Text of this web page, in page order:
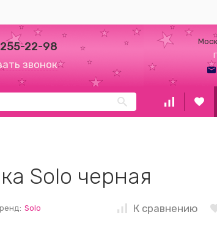
22-98
звонок
Solo черная
Solo К сравнению